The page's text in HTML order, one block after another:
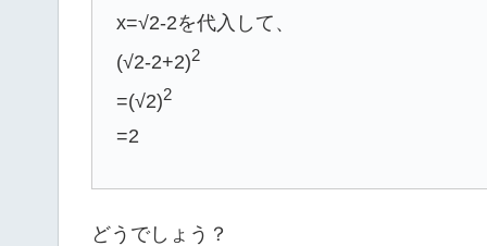
x=√2-2を代入して、
(√2-2+2)2
=(√2)2
=2
どうでしょう？